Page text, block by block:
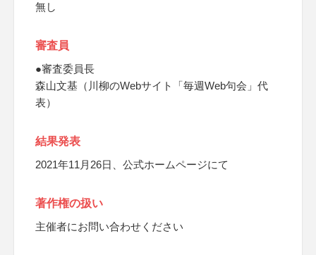
無し
審査員
●審査委員長
森山文基（川柳のWebサイト「毎週Web句会」代
表）
結果発表
2021年11月26日、公式ホームページにて
著作権の扱い
主催者にお問い合わせください